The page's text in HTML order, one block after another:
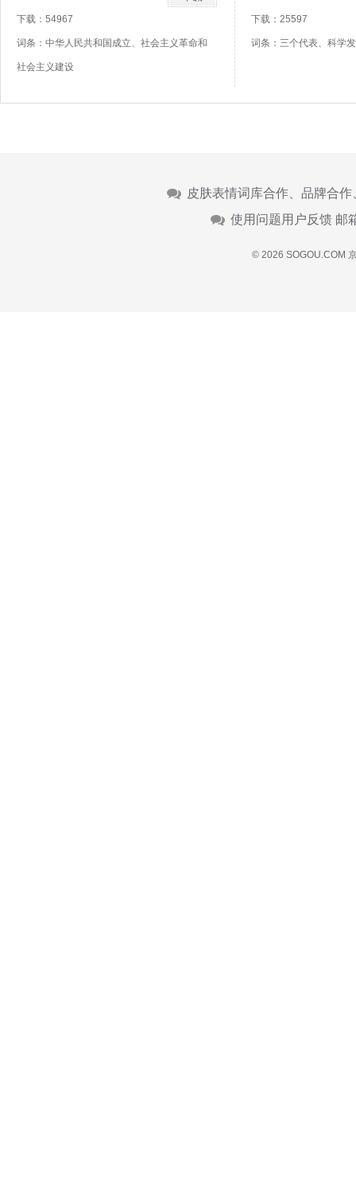
下载：54967
词条：中华人民共和国成立、社会主义革命和
社会主义建设
下载：25597
词条：三个代表、科学
皮肤表情词库合作、品牌合
使用问题用户反馈 邮
© 2026 SOGOU.COM